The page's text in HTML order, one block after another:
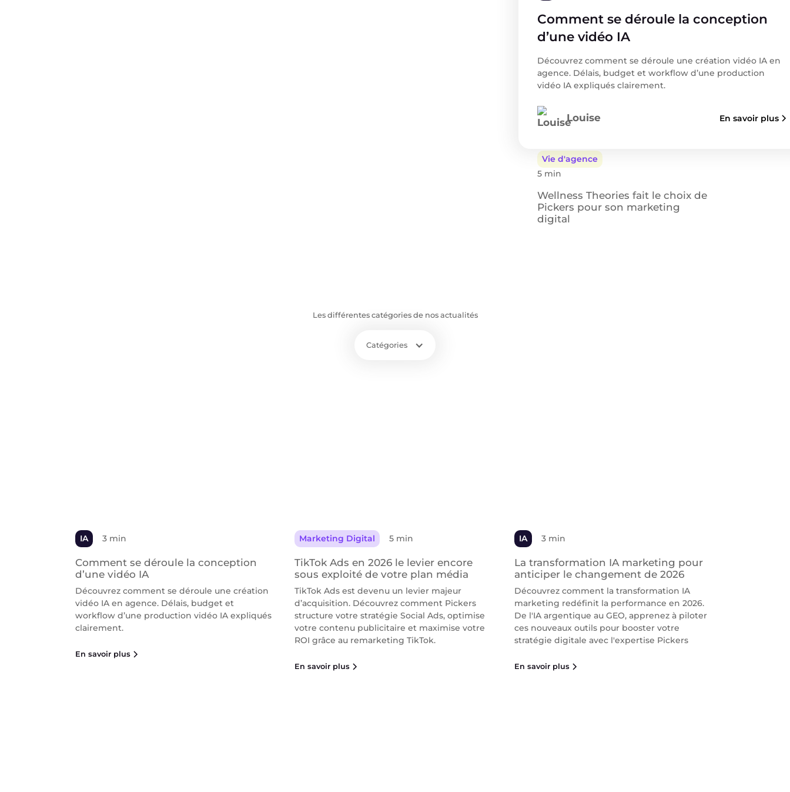
Comment se déroule la conception
d’une vidéo IA
Découvrez comment se déroule une création vidéo IA en
agence. Délais, budget et workflow d’une production
vidéo IA expliqués clairement.
Louise En savoir plus
encore sous exploité de votre plan
média
IA
3 min
pour anticiper le changement de
2026
Vie d'agence
5 min
Wellness Theories fait le choix de
Pickers pour son marketing
digital
Les différentes catégories de nos actualités
Catégories
IA 3 min
Comment se déroule la conception
d’une vidéo IA
Découvrez comment se déroule une création
vidéo IA en agence. Délais, budget et
workflow d’une production vidéo IA expliqués
clairement.
En savoir plus
Marketing Digital 5 min
TikTok Ads en 2026 le levier encore
sous exploité de votre plan média
TikTok Ads est devenu un levier majeur
d’acquisition. Découvrez comment Pickers
structure votre stratégie Social Ads, optimise
votre contenu publicitaire et maximise votre
ROI grâce au remarketing TikTok.
En savoir plus
IA 3 min
La transformation IA marketing pour
anticiper le changement de 2026
Découvrez comment la transformation IA
marketing redéfinit la performance en 2026.
De l'IA argentique au GEO, apprenez à piloter
ces nouveaux outils pour booster votre
stratégie digitale avec l'expertise Pickers
En savoir plus